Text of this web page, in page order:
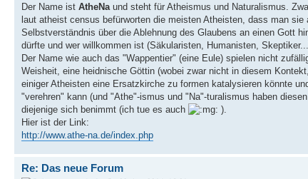
Der Name ist AtheNa und steht für Atheismus und Naturalismus.
laut atheist census befürworten die meisten Atheisten, dass man
Selbstverständnis über die Ablehnung des Glaubens an einen Gott
dürfte und wer willkommen ist (Säkularisten, Humanisten,
Der Name wie auch das "Wappentier" (eine Eule) spielen nicht
Weisheit, eine heidnische Göttin (wobei zwar nicht in diesem
einiger Atheisten eine Ersatzkirche zu formen katalysieren könnte
"verehren" kann (und "Athe"-ismus und "Na"-turalismus haben
diejenige sich benimmt (ich tue es auch
).
Hier ist der Link:
http://www.athe-na.de/index.php
Re: Das neue Forum